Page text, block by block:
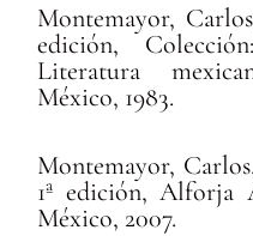
Montemayor,
edición,
Literatura
México, 1983.
Montemayor,
1ª edición,
México, 2007.